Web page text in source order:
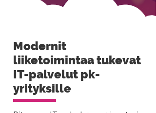
Modernit
liiketoimintaa tukevat
IT-palvelut pk-
yrityksille